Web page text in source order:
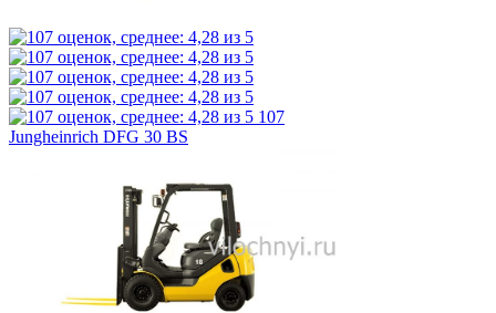
107
Jungheinrich DFG 30 BS